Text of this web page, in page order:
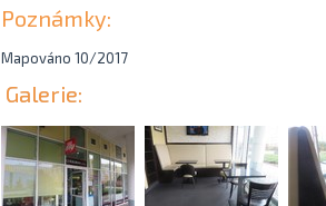
Poznámky:
Mapováno 10/2017
Galerie: